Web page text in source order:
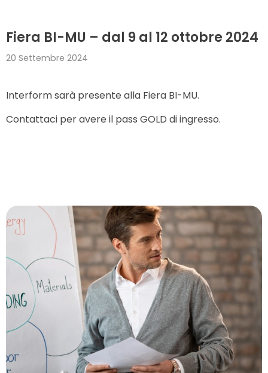
Fiera BI-MU – dal 9 al 12 ottobre 2024
20 Settembre 2024
Interform sarà presente alla Fiera BI-MU.
Contattaci per avere il pass GOLD di ingresso.